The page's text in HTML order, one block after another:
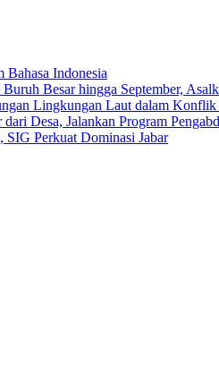
Indonesia
Besar hingga September,
Lingkungan Laut dalam Konflik
Desa, Jalankan Program
Perkuat Dominasi Jabar